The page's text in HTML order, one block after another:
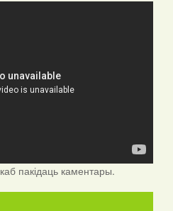
каб пакідаць каментары.